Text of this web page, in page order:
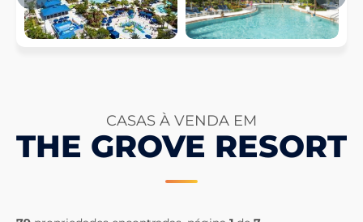
CASAS À VENDA EM
THE GROVE RESORT